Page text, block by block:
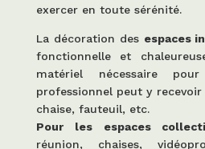
exercer en toute sérénité.
La décoration des espaces
fonctionnelle et
matériel nécessaire
professionnel peut y
chaise, fauteuil, etc.
Pour les espaces
réunion, chaises,